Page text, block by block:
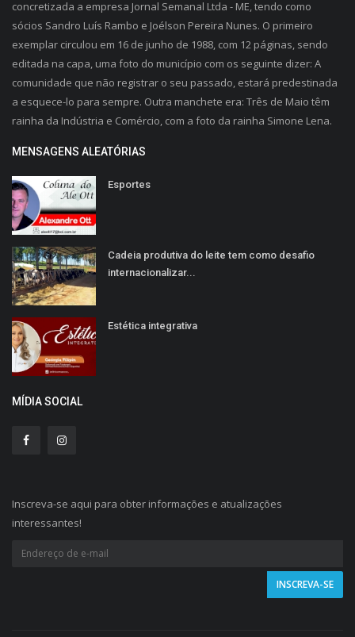
concretizada a empresa Jornal Semanal Ltda - ME, tendo como
sócios Sandro Luís Rambo e Joélson Pereira Nunes. O primeiro
exemplar circulou em 16 de junho de 1988, com 12 páginas, sendo
editada na capa, uma foto do município com os seguinte dizer: A
comunidade que não registrar o seu passado, estará predestinada
a esquece-lo para sempre. Outra manchete era: Três de Maio têm
rainha da Indústria e Comércio, com a foto da rainha Simone Lena.
MENSAGENS ALEATÓRIAS
Esportes
Cadeia produtiva do leite tem como desafio
internacionalizar...
Estética integrativa
MÍDIA SOCIAL
Inscreva-se aqui para obter informações e atualizações
interessantes!